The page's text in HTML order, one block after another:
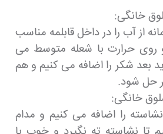
خانگی:
از آب را در داخل قابلمه مناسب
روی حرارت با شعله متوسط می
بعد شکر را اضافه می کنیم و هم
حل شود.
خانگی:
را اضافه می کنیم و مدام